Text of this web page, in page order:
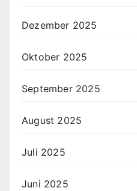
Dezember 2025
Oktober 2025
September 2025
August 2025
Juli 2025
Juni 2025